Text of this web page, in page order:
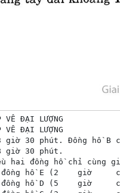
ĐẠI LƯỢNG
ĐẠI LƯỢNG
giờ 30 phút. Đồng hồ
giờ 30 phút.
hai đồng hồ chỉ cùng